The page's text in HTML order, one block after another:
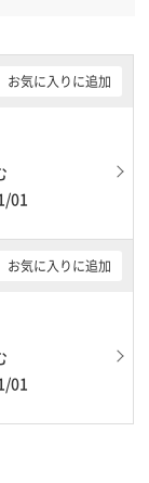
なりますので自
要なお客様には
お気に入りに追加
01
お気に入りに追加
01